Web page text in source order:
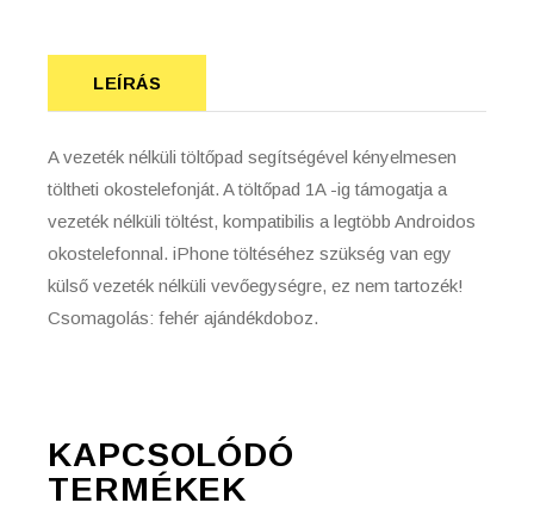
LEÍRÁS
A vezeték nélküli töltőpad segítségével kényelmesen
töltheti okostelefonját. A töltőpad 1A -ig támogatja a
vezeték nélküli töltést, kompatibilis a legtöbb Androidos
okostelefonnal. iPhone töltéséhez szükség van egy
külső vezeték nélküli vevőegységre, ez nem tartozék!
Csomagolás: fehér ajándékdoboz.
KAPCSOLÓDÓ
TERMÉKEK